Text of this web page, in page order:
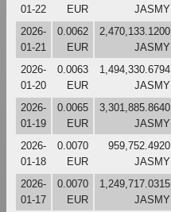
01-22
EUR
JASMY
2026-
01-21
0.0062
EUR
2,470,133.1200
JASMY
2026-
01-20
0.0063
EUR
1,494,330.6794
JASMY
2026-
01-19
0.0065
EUR
3,301,885.8640
JASMY
2026-
01-18
0.0070
EUR
959,752.4920
JASMY
2026-
01-17
0.0070
EUR
1,249,717.0315
JASMY